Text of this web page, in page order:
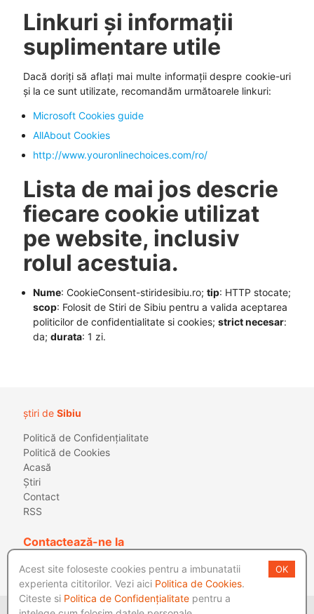
Linkuri și informații
suplimentare utile
Dacă doriți să aflați mai multe informații despre cookie-uri
și la ce sunt utilizate, recomandăm următoarele linkuri:
Microsoft Cookies guide
AllAbout Cookies
http://www.youronlinechoices.com/ro/
Lista de mai jos descrie
fiecare cookie utilizat
pe website, inclusiv
rolul acestuia.
Nume: CookieConsent-stiridesibiu.ro; tip: HTTP stocate;
scop: Folosit de Stiri de Sibiu pentru a valida aceptarea
politicilor de confidentialitate si cookies; strict necesar:
da; durata: 1 zi.
știri de Sibiu
Politică de Confidențialitate
Politică de Cookies
Acasă
Știri
Contact
RSS
Contactează-ne la
Telefon:0746.773.513
© 2021 Stiri de Sibiu Politică de Confidențialitate
|
Acest site foloseste cookies pentru a imbunatatii
experienta cititorilor. Vezi aici Politica de Cookies.
Citeste si Politica de Confidențialitate pentru a
OK